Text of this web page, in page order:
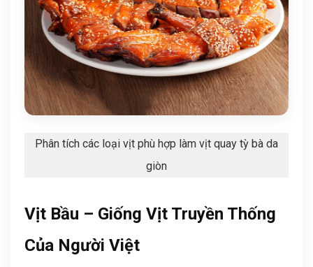
Phân tích các loại vịt phù hợp làm vịt quay tỳ bà da
giòn
Vịt Bầu – Giống Vịt Truyền Thống
Của Người Việt